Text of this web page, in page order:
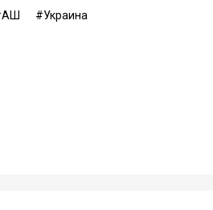
АҚШ Украина